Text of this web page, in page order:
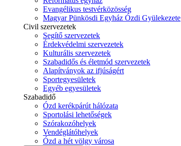
Evangélikus testvérközösség
Magyar Pünkösdi Egyház Ózdi Gyülekezete
Civil szervezetek
Segítő szervezetek
Érdekvédelmi szervezetek
Kulturális szervezetek
Szabadidős és életmód szervezetek
Alapítványok az ifjúságért
Sportegyesületek
Egyéb egyesületek
Szabadidő
Ózd kerékpárút hálózata
Sportolási lehetőségek
Szórakozóhelyek
Vendéglátóhelyek
Ózd a hét völgy városa